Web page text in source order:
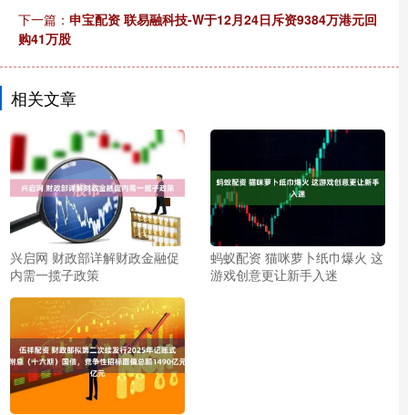
下一篇： 申宝配资 联易融科技-W于12月24日斥资9384万港元回
购41万股
相关文章
兴启网 财政部详解财政金融促
内需一揽子政策
蚂蚁配资 猫咪萝卜纸巾爆火 这
游戏创意更让新手入迷